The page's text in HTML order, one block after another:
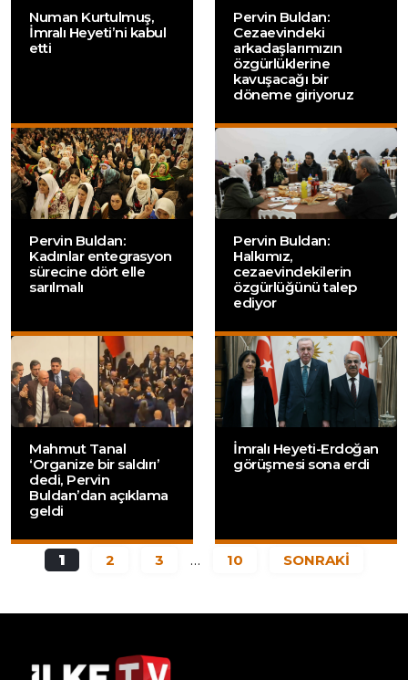
Numan Kurtulmuş,
İmralı Heyeti’ni kabul
etti
Pervin Buldan:
Cezaevindeki
arkadaşlarımızın
özgürlüklerine
kavuşacağı bir
döneme giriyoruz
Pervin Buldan:
Kadınlar entegrasyon
sürecine dört elle
sarılmalı
Pervin Buldan:
Halkımız,
cezaevindekilerin
özgürlüğünü talep
ediyor
Mahmut Tanal
‘Organize bir saldırı’
dedi, Pervin
Buldan’dan açıklama
geldi
İmralı Heyeti-Erdoğan
görüşmesi sona erdi
1 2 3 … 10 SONRAKİ